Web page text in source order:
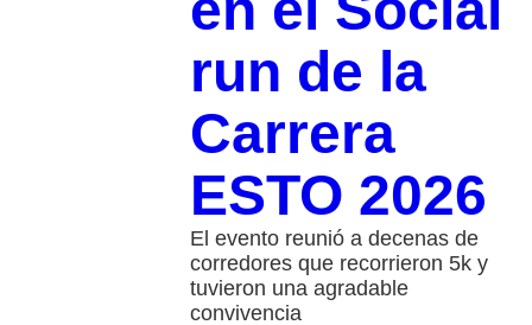
run de la
Carrera
ESTO 2026
El evento reunió a decenas de
corredores que recorrieron 5k y
tuvieron una agradable
convivencia